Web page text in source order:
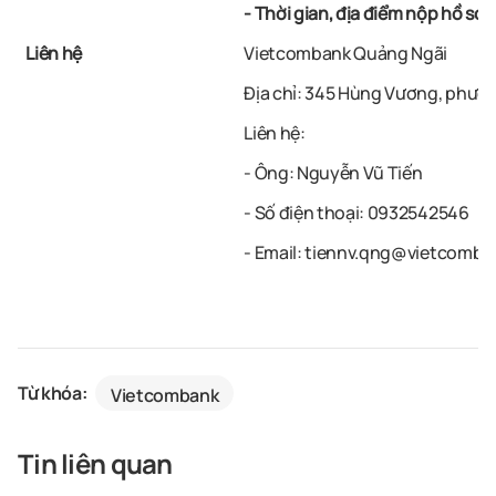
- Thời gian, địa điểm nộp hồ sơ
Liên hệ
Vietcombank Quảng Ngãi
Địa chỉ: 345 Hùng Vương,
Liên hệ:
- Ông: Nguyễn Vũ Tiến
- Số điện thoại: 0932542546
- Email:
Từ khóa: Vietcombank
Tin liên quan